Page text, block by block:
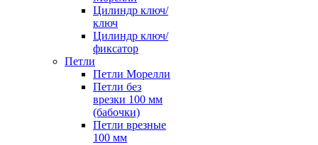
Цилиндр ключ/
ключ
Цилиндр ключ/
фиксатор
Петли
Петли Морелли
Петли без
врезки 100 мм
(бабочки)
Петли врезные
100 мм